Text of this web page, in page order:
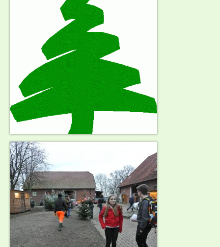
Schweinefleisch
Würste und Aufschnitt
Hähnchenfleisch
Freiland-Ente
Bestellungen
Neuland
Grill- & Bierfest